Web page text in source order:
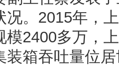
况。2015年，
模2400多万，
装箱吞吐量位